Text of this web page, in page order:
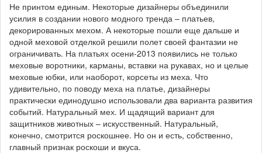
Не принтом единым. Некоторые дизайнеры объединили
усилия в создании нового модного тренда – платьев,
декорированных мехом. А некоторые пошли еще дальше и
одной меховой отделкой решили полет своей фантазии не
ограничивать. На платьях осени-2013 появились не только
меховые воротники, карманы, вставки на рукавах, но и целые
меховые юбки, или наоборот, корсеты из меха. Что
удивительно, по поводу меха на платье, дизайнеры
практически единодушно использовали два варианта развития
событий. Натуральный мех. И щадящий вариант для
защитников животных – искусственный. Натуральный,
конечно, смотрится роскошнее. Но он и есть, собственно,
главный признак роскоши и вкуса.